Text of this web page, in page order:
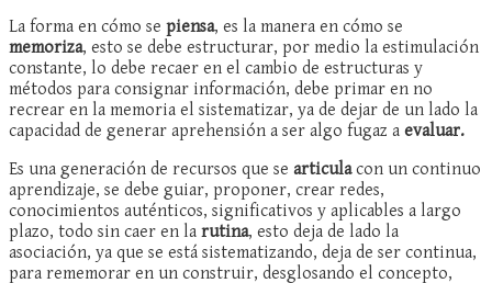
La forma en cómo se piensa, es la manera en cómo se
memoriza, esto se debe estructurar, por medio la estimulación
constante, lo debe recaer en el cambio de estructuras y
métodos para consignar información, debe primar en no
recrear en la memoria el sistematizar, ya de dejar de un lado la
capacidad de generar aprehensión a ser algo fugaz a evaluar.
Es una generación de recursos que se articulacon un continuo
aprendizaje, se debe guiar, proponer, crear redes,
conocimientos auténticos, significativos y aplicables a largo
plazo, todo sin caer en la rutina, esto deja de lado la
asociación, ya que se está sistematizando, deja de ser continua,
para rememorar en un construir, desglosando el concepto,